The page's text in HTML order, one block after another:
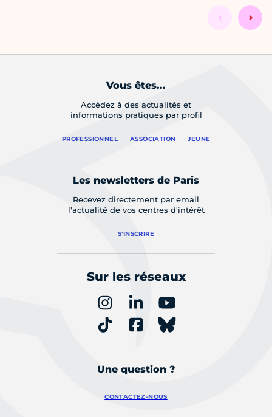
Vous êtes...
Accédez à des actualités et
informations pratiques par profil
PROFESSIONNEL ASSOCIATION JEUNE
Les newsletters de Paris
Recevez directement par email
l'actualité de vos centres d'intérêt
S'INSCRIRE
Sur les réseaux
Une question ?
CONTACTEZ-NOUS